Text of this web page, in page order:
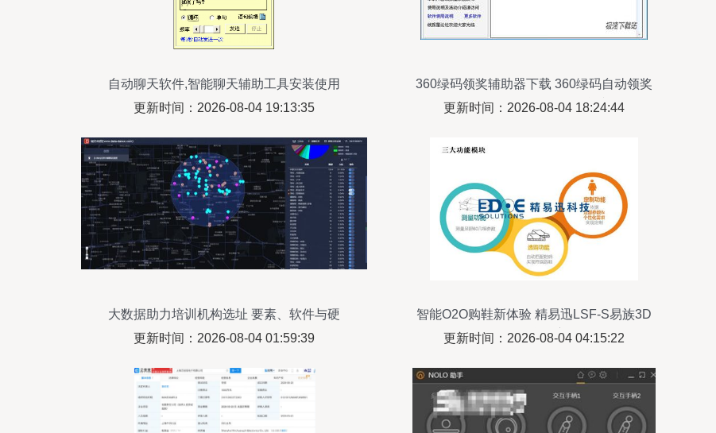
自动聊天软件,智能聊天辅助工具安装使用
更新时间：2026-08-04 19:13:35
360绿码领奖辅助器下载 360绿码自动领奖
工具 自动领取活动奖品 1.1 单文件版
更新时间：2026-08-04 18:24:44
大数据助力培训机构选址 要素、软件与硬
件设备全攻略
更新时间：2026-08-04 01:59:39
智能O2O购鞋新体验 精易迅LSF-S易族3D
脚型扫描仪深度解析
更新时间：2026-08-04 04:15:22